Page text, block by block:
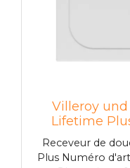
Villeroy und
Lifetime
6223B301 80
Receveur de
Plus Numéro